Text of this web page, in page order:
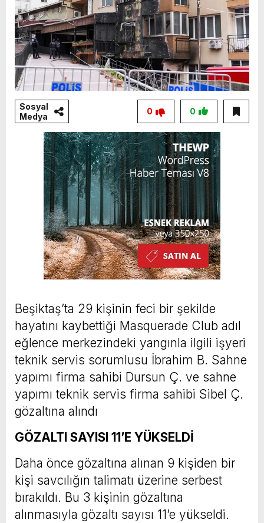
Sosyal
Medya
0
0
Beşiktaş’ta 29 kişinin feci bir şekilde
hayatını kaybettiği Masquerade Club adıl
eğlence merkezindeki yangınla ilgili işyeri
teknik servis sorumlusu İbrahim B. Sahne
yapımı firma sahibi Dursun Ç. ve sahne
yapımı teknik servis firma sahibi Sibel Ç.
gözaltına alındı
GÖZALTI SAYISI 11’E YÜKSELDİ
Daha önce gözaltına alınan 9 kişiden bir
kişi savcılığın talimatı üzerine serbest
bırakıldı. Bu 3 kişinin gözaltına
alınmasıyla gözaltı sayısı 11’e yükseldi.